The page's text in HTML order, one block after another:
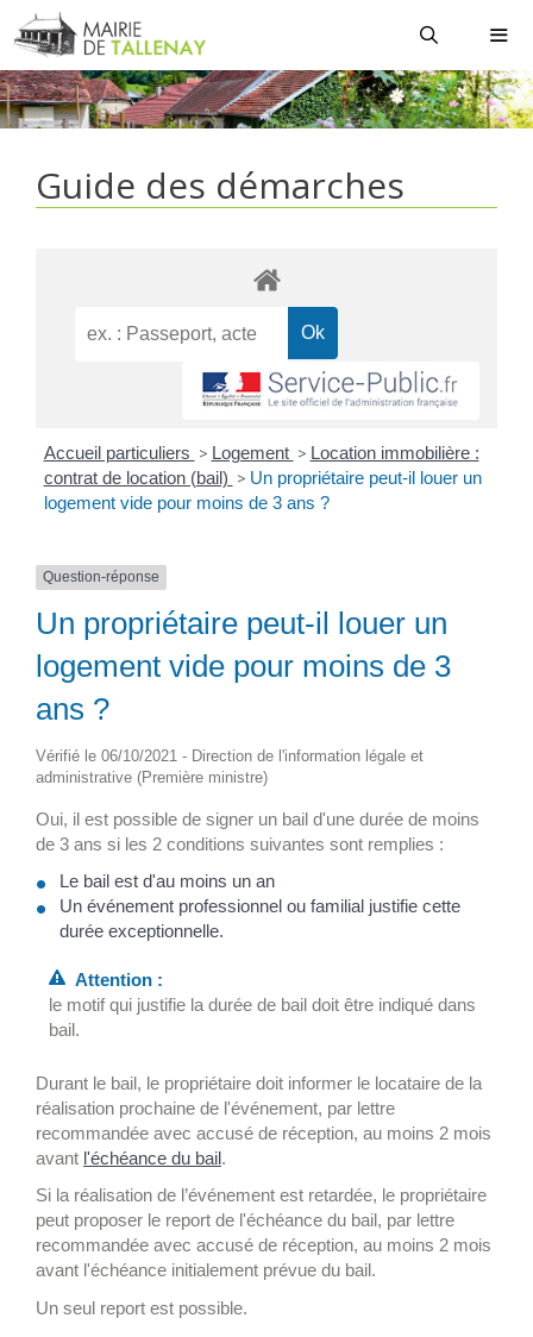
Aller
au
contenu
Guide des démarches
Accueil particuliers > Logement > Location immobilière :
contrat de location (bail) > Un propriétaire peut-il louer un
logement vide pour moins de 3 ans ?
Question-réponse
Un propriétaire peut-il louer un
logement vide pour moins de 3
ans ?
Vérifié le 06/10/2021 - Direction de l'information légale et
administrative (Première ministre)
Oui, il est possible de signer un bail d'une durée de moins
de 3 ans si les 2 conditions suivantes sont remplies :
Le bail est d'au moins un an
Un événement professionnel ou familial justifie cette
durée exceptionnelle.
Attention :
le motif qui justifie la durée de bail doit être indiqué dans
bail.
Durant le bail, le propriétaire doit informer le locataire de la
réalisation prochaine de l'événement, par lettre
recommandée avec accusé de réception, au moins 2 mois
avant l'échéance du bail.
Si la réalisation de l’événement est retardée, le propriétaire
peut proposer le report de l'échéance du bail, par lettre
recommandée avec accusé de réception, au moins 2 mois
avant l'échéance initialement prévue du bail.
Un seul report est possible.